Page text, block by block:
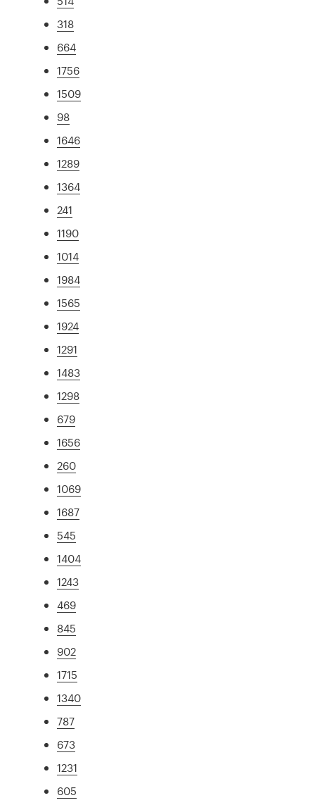
318
664
1756
1509
98
1646
1289
1364
241
1190
1014
1984
1565
1924
1291
1483
1298
679
1656
260
1069
1687
545
1404
1243
469
845
902
1715
1340
787
673
1231
605